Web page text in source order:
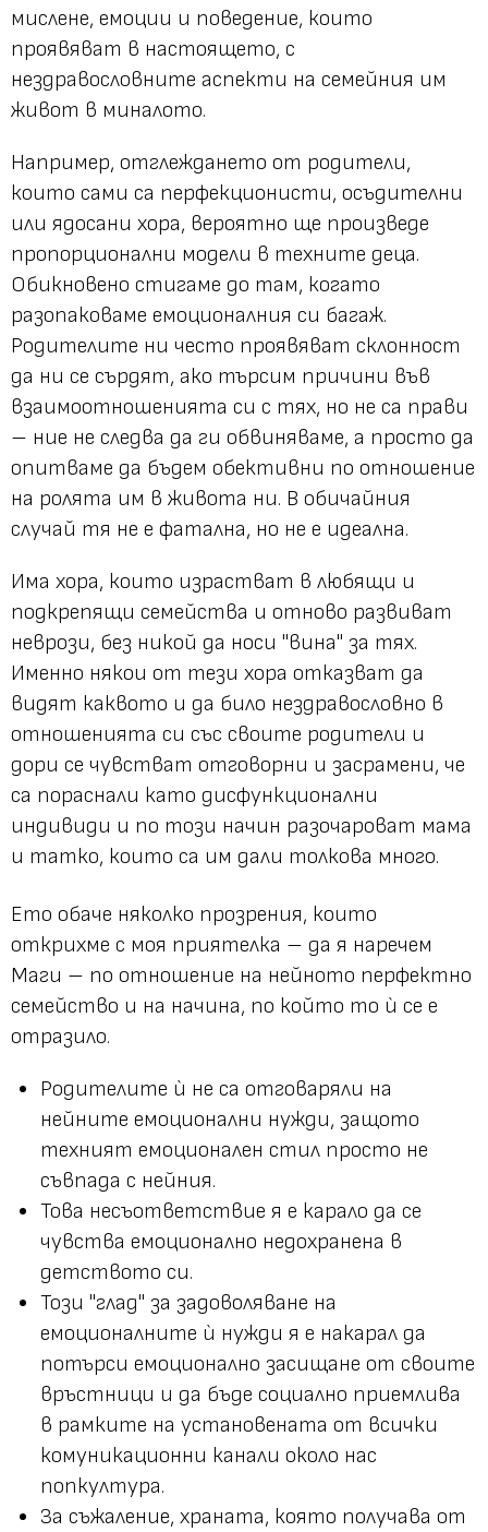
мислене, емоции и поведение, които
проявяват в настоящето, с
нездравословните аспекти на семейния им
живот в миналото.
Например, отглеждането от родители,
които сами са перфекционисти, осъдителни
или ядосани хора, вероятно ще произведе
пропорционални модели в техните деца.
Обикновено стигаме до там, когато
разопаковаме емоционалния си багаж.
Родителите ни често проявяват склонност
да ни се сърдят, ако търсим причини във
взаимоотношенията си с тях, но не са прави
– ние не следва да ги обвиняваме, а просто да
опитваме да бъдем обективни по отношение
на ролята им в живота ни. В обичайния
случай тя не е фатална, но не е идеална.
Има хора, които израстват в любящи и
подкрепящи семейства и отново развиват
неврози, без никой да носи "вина" за тях.
Именно някои от тези хора отказват да
видят каквото и да било нездравословно в
отношенията си със своите родители и
дори се чувстват отговорни и засрамени, че
са пораснали като дисфункционални
индивиди и по този начин разочароват мама
и татко, които са им дали толкова много.
Ето обаче няколко прозрения, които
открихме с моя приятелка – да я наречем
Маги – по отношение на нейното перфектно
семейство и на начина, по който то ѝ се е
отразило.
Родителите ѝ не са отговаряли на
нейните емоционални нужди, защото
техният емоционален стил просто не
съвпада с нейния.
Това несъответствие я е карало да се
чувства емоционално недохранена в
детството си.
Този "глад" за задоволяване на
емоционалните ѝ нужди я е накарал да
потърси емоционално засищане от своите
връстници и да бъде социално приемлива
в рамките на установената от всички
комуникационни канали около нас
попкултура.
За съжаление, храната, която получава от